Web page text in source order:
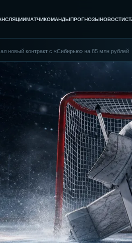
МАТЧИКОМАНДЫПРОГНОЗЫНОВОСТИ
новый контракт с «Сибирью» на 85 млн рублей